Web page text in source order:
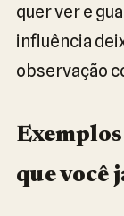
quer ver e
influência
observação
que você